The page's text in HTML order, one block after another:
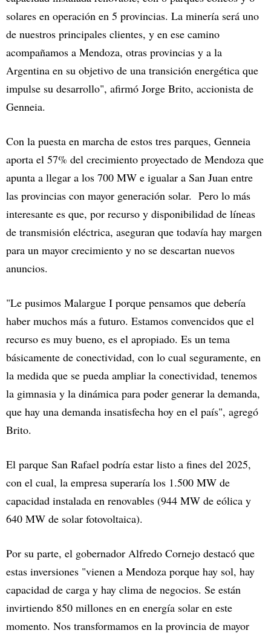
solares en operación en 5 provincias. La minería será uno
de nuestros principales clientes, y en ese camino
acompañamos a Mendoza, otras provincias y a la
Argentina en su objetivo de una transición energética que
impulse su desarrollo", afirmó Jorge Brito, accionista de
Genneia.
Con la puesta en marcha de estos tres parques, Genneia
aporta el 57% del crecimiento proyectado de Mendoza que
apunta a llegar a los 700 MW e igualar a San Juan entre
las provincias con mayor generación solar. Pero lo más
interesante es que, por recurso y disponibilidad de líneas
de transmisión eléctrica, aseguran que todavía hay margen
para un mayor crecimiento y no se descartan nuevos
anuncios.
"Le pusimos Malargue I porque pensamos que debería
haber muchos más a futuro. Estamos convencidos que el
recurso es muy bueno, es el apropiado. Es un tema
básicamente de conectividad, con lo cual seguramente, en
la medida que se pueda ampliar la conectividad, tenemos
la gimnasia y la dinámica para poder generar la demanda,
que hay una demanda insatisfecha hoy en el país", agregó
Brito.
El parque San Rafael podría estar listo a fines del 2025,
con el cual, la empresa superaría los 1.500 MW de
capacidad instalada en renovables (944 MW de eólica y
640 MW de solar fotovoltaica).
Por su parte, el gobernador Alfredo Cornejo destacó que
estas inversiones "vienen a Mendoza porque hay sol, hay
capacidad de carga y hay clima de negocios. Se están
invirtiendo 850 millones en en energía solar en este
momento. Nos transformamos en la provincia de mayor